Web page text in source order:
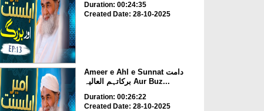
Duration: 00:24:35
Created Date: 28-10-2025
Ameer e Ahl e Sunnat دامت
برکاتہم العالیہ Aur Buz...
Duration: 00:26:22
Created Date: 28-10-2025